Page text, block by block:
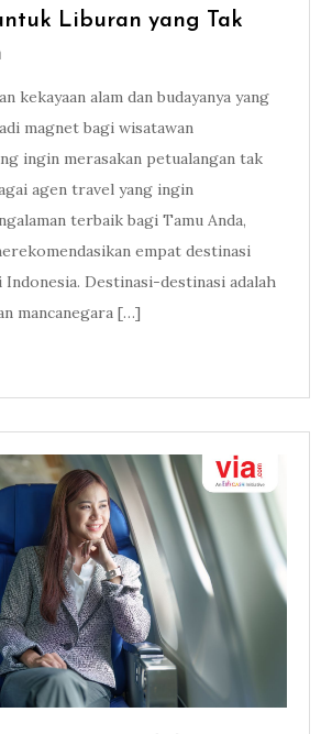
Liburan yang Tak
kekayaan alam dan budayanya yang
magnet bagi wisatawan
ingin merasakan petualangan tak
agen travel yang ingin
terbaik bagi Tamu Anda,
empat destinasi
Destinasi-destinasi adalah
mancanegara […]